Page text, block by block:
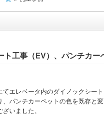
ト工事（EV）、パンチカー
てエレベータ内のダイノックシー
、パンチカーペットの色を既存と
いました。